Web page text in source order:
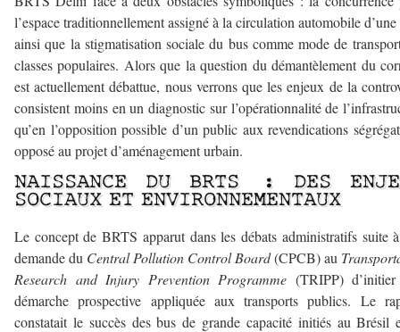
l’espace traditionnellement assigné à la circulation automobile
ainsi que la stigmatisation sociale du bus comme mode de
classes populaires. Alors que la question du démantèlement du
est actuellement débattue, nous verrons que les enjeux de la
consistent moins en un diagnostic sur l’opérationnalité de
qu’en l’opposition possible d’un public aux revendications
opposé au projet d’aménagement urbain.
NAISSANCE DU BRTS : DES
SOCIAUX ET ENVIRONNEMENTAUX
Le concept de BRTS apparut dans les débats administratifs suite
demande du Central Pollution Control Board(CPCB) au
Research and Injury Prevention Programme (TRIPP)
démarche prospective appliquée aux transports publics. Le
constatait le succès des bus de grande capacité initiés au Brésil